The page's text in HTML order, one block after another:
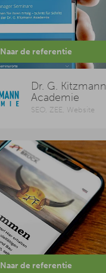
Naar de referentie
Dr. G. Kitzmann
Academie
SEO, ZEE, Website
Naar de referentie